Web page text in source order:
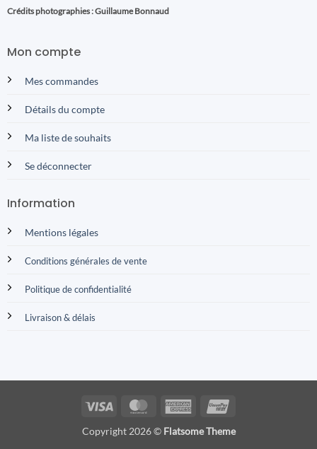
Crédits photographies : Guillaume Bonnaud
Mon compte
Mes commandes
Détails du compte
Ma liste de souhaits
Se déconnecter
Information
Mentions légales
Conditions générales de vente
Politique de confidentialité
Livraison & délais
Visa MasterCardAmerican
Copyright 2026 © Flatsome Theme